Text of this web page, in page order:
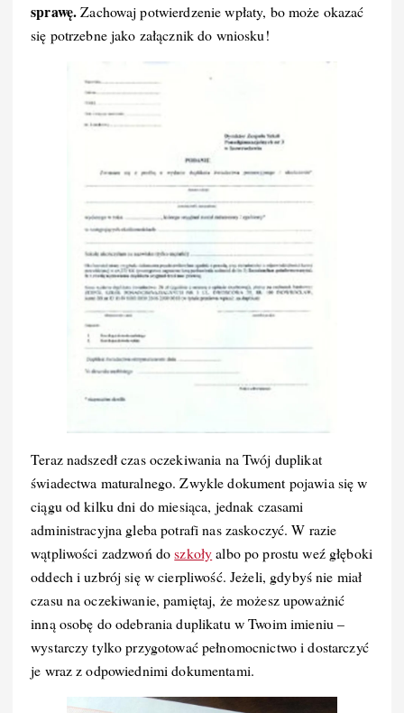
sprawę.Zachowaj potwierdzenie wpłaty, bo może okazać
się potrzebne jako załącznik do wniosku!
Teraz nadszedł czas oczekiwania na Twój duplikat
świadectwa maturalnego. Zwykle dokument pojawia się w
ciągu od kilku dni do miesiąca, jednak czasami
administracyjna gleba potrafi nas zaskoczyć. W razie
wątpliwości zadzwoń doszkołyalbo po prostu weź głęboki
oddech i uzbrój się w cierpliwość. Jeżeli, gdybyś nie miał
czasu na oczekiwanie, pamiętaj, że możesz upoważnić
inną osobę do odebrania duplikatu w Twoim imieniu –
wystarczy tylko przygotować pełnomocnictwo i dostarczyć
je wraz z odpowiednimi dokumentami.